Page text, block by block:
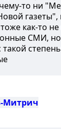
то ни
как-то
СМИ,
Митрич